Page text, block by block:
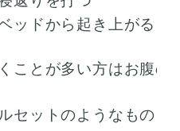
ッドから起き上がる
くことが多い方はお腹
ルセットのようなものを